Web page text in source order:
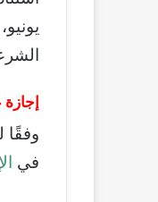
إجازة عيد الأضحى
وفقًا
في